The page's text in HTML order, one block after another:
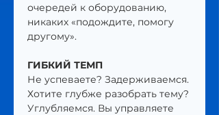
очередей к оборудованию,
никаких «подождите, помогу
другому».
ГИБКИЙ ТЕМП
Не успеваете? Задерживаемся.
Хотите глубже разобрать тему?
Углубляемся. Вы управляете